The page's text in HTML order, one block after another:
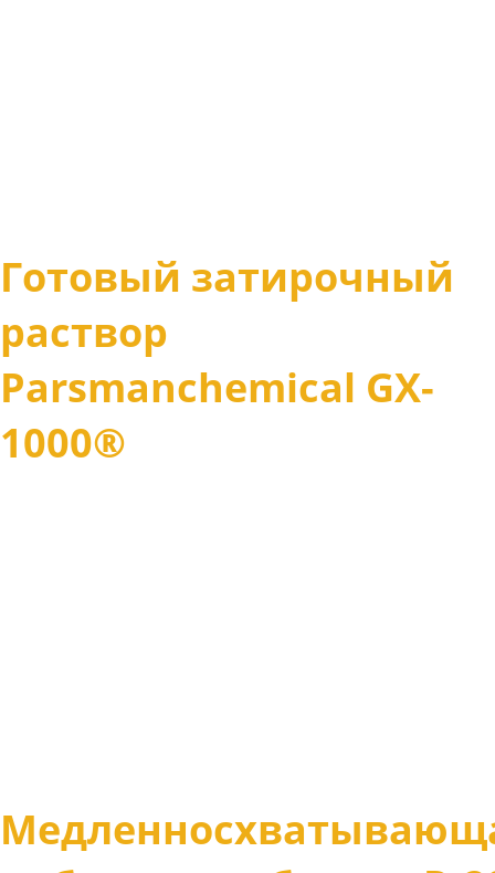
Готовый затирочный
раствор
Parsmanсhemical GX-
1000®